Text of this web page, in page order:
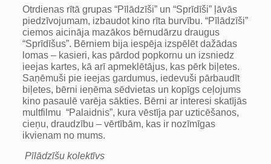
Otrdienas rītā grupas “Pīlādzīši” un “Sprīdīši” ļāvās
piedzīvojumam, izbaudot kino rīta burvību. “Pīlādzīši”
ciemos aicināja mazākos bērnudārzu draugus
“Sprīdīšus”. Bērniem bija iespēja izspēlēt dažādas
lomas – kasieri, kas pārdod popkornu un izsniedz
ieejas kartes, kā arī apmeklētājus, kas pērk biļetes.
Saņēmuši pie ieejas gardumus, iedevuši pārbaudīt
biļetes, bērni ieņēma sēdvietas un kopīgs ceļojums
kino pasaulē varēja sākties. Bērni ar interesi skatījās
multfilmu “Palaidnis”, kura vēstīja par uzticēšanos,
cieņu, draudzību – vērtībām, kas ir nozīmīgas
ikvienam no mums.
Pīlādzīšu kolektīvs